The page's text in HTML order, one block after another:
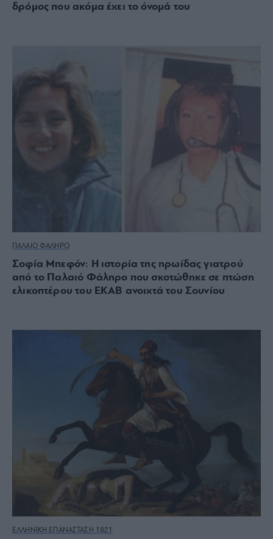
δρόμος που ακόμα έχει το όνομά του
ΠΑΛΑΙΟ ΦΑΛΗΡΟ
Σοφία Μπεφόν: Η ιστορία της ηρωίδας γιατρού
από το Παλαιό Φάληρο που σκοτώθηκε σε πτώση
ελικοπτέρου του ΕΚΑΒ ανοιχτά του Σουνίου
ΕΛΛΗΝΙΚΗ ΕΠΑΝΑΣΤΑΣΗ 1821